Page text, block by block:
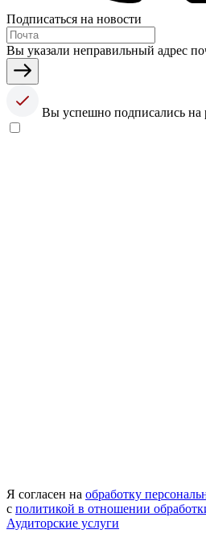
Подписаться на новости
Вы указали неправильный адрес
Вы успешно подписались на
Я согласен на обработку
с политикой в отношении
Аудиторские услуги